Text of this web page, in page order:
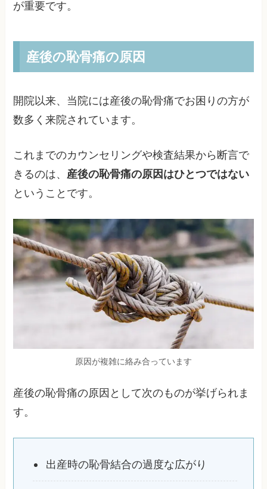
が重要です。
産後の恥骨痛の原因
開院以来、当院には産後の恥骨痛でお困りの方が
数多く来院されています。
これまでのカウンセリングや検査結果から断言で
きるのは、 産後の恥骨痛の原因はひとつではない
ということです。
原因が複雑に絡み合っています
産後の恥骨痛の原因として次のものが挙げられま
す。
出産時の恥骨結合の過度な広がり